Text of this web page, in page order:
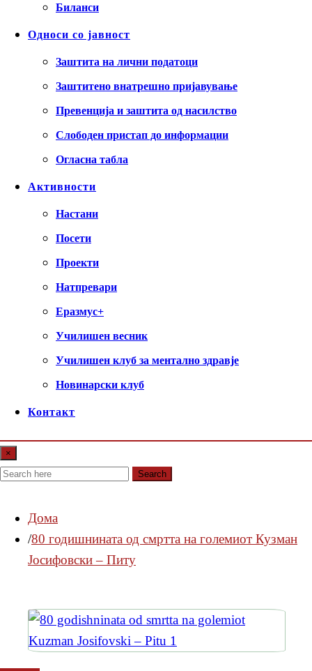
Биланси
Односи со јавност
Заштита на лични податоци
Заштитено внатрешно пријавување
Превенција и заштита од насилство
Слободен пристап до информации
Огласна табла
Активности
Настани
Посети
Проекти
Натпревари
Еразмус+
Училишен весник
Училишен клуб за ментално здравје
Новинарски клуб
Контакт
×
Search
Дома
80 годишнината од смртта на големиот Кузман
Јосифовски – Питу